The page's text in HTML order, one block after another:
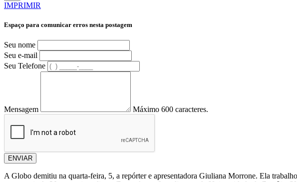
IMPRIMIR
Espaço para comunicar erros nesta postagem
Seu nome
Seu e-mail
Seu Telefone
Mensagem Máximo 600 caracteres.
ENVIAR
A Globo demitiu na quarta-feira, 5, a repórter e apresentadora Giuliana Morrone. Ela